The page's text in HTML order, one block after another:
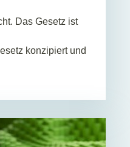
Das Gesetz ist
konzipiert und